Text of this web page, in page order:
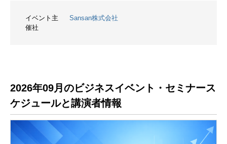
イベント主
催社
Sansan株式会社
2026年09月のビジネスイベント・セミナース
ケジュールと講演者情報